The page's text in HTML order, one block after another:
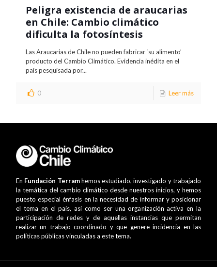
Peligra existencia de araucarias
en Chile: Cambio climático
dificulta la fotosíntesis
Las Araucarias de Chile no pueden fabricar ‘su alimento’
producto del Cambio Climático. Evidencia inédita en el
país pesquisada por...
0 Leer más
En Fundación Terramhemos estudiado, investigado y trabajado
la temática del cambio climático desde nuestros inicios, y hemos
puesto especial énfasis en la necesidad de informar y posicionar
el tema en el país, así como ser una organización activa en la
participación de redes y de aquellas instancias que permitan
realizar un trabajo coordinado y que genere incidencia en las
políticas públicas vinculadas a este tema.